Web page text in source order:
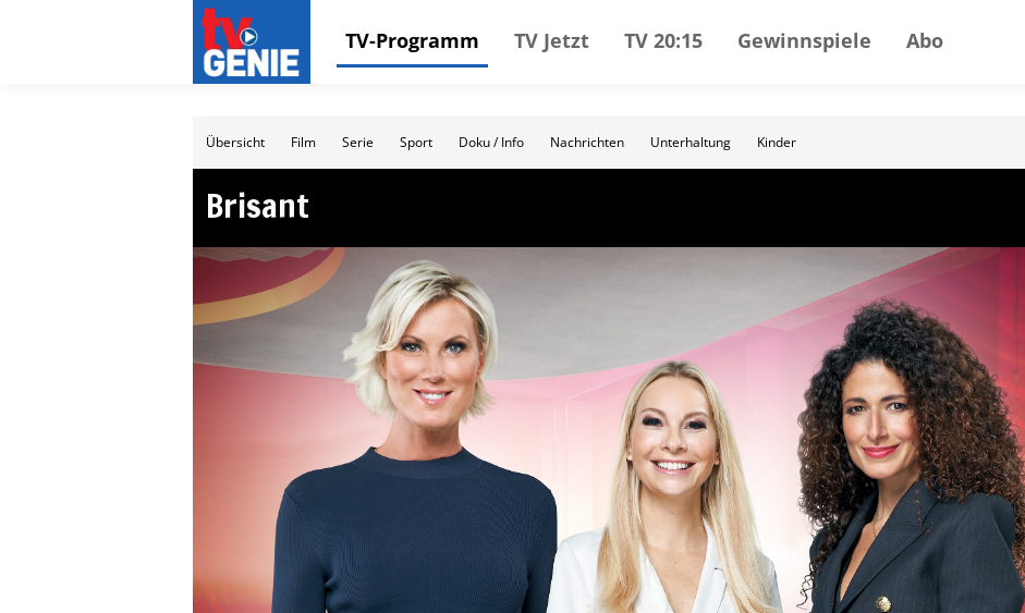
TV-Programm TV Jetzt TV 20:15 Gewinnspiele Abo
Übersicht Film Serie Sport Doku / Info Nachrichten Unterhaltung Kinder
Brisant